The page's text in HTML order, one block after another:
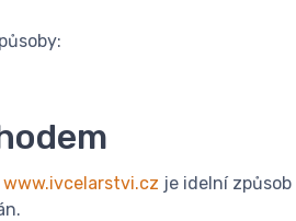
www.ivcelarstvi.cz je idelní